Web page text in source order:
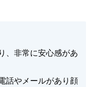
、非常に安心感があ
話やメールがあり顔